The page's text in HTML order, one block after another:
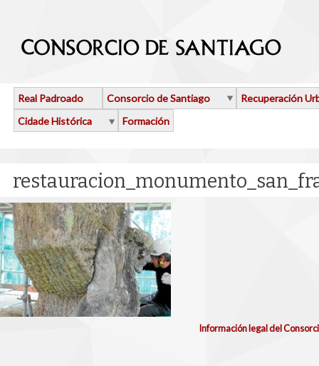
Real Padroado Consorcio de Santiago
Recuperación
Cidade Histórica
Formación
Información legal del